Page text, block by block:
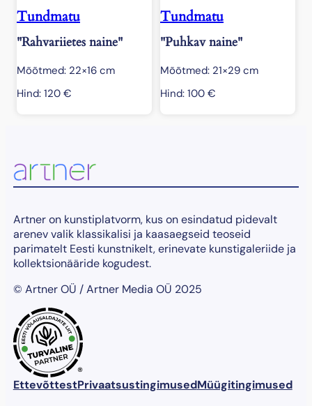
Tundmatu
"Rahvariietes naine"
Mõõtmed: 22×16 cm
Hind: 120 €
Tundmatu
"Puhkav naine"
Mõõtmed: 21×29 cm
Hind: 100 €
Artner on kunstiplatvorm, kus on esindatud pidevalt
arenev valik klassikalisi ja kaasaegseid teoseid
parimatelt Eesti kunstnikelt, erinevate kunstigaleriide ja
kollektsionääride kogudest.
© Artner OÜ / Artner Media OÜ 2025
®
EttevõttestPrivaatsustingimusedMüügitingimused